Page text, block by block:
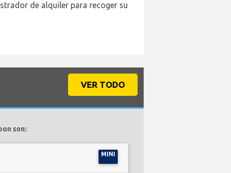
de alquiler para recoger su
VER TODO
son:
MINI